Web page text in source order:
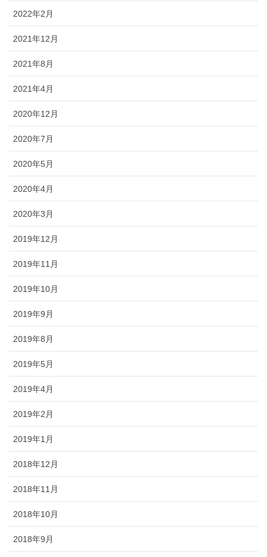
2022年2月
2021年12月
2021年8月
2021年4月
2020年12月
2020年7月
2020年5月
2020年4月
2020年3月
2019年12月
2019年11月
2019年10月
2019年9月
2019年8月
2019年5月
2019年4月
2019年2月
2019年1月
2018年12月
2018年11月
2018年10月
2018年9月